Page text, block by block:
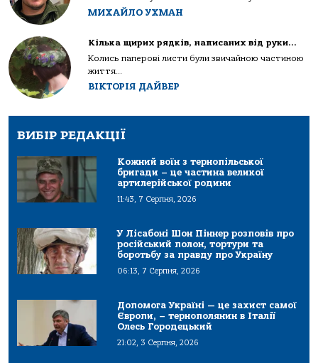
МИХАЙЛО УХМАН
Кілька щирих рядків, написаних від руки…
Колись паперові листи були звичайною частиною
життя...
ВІКТОРІЯ ДАЙВЕР
ВИБІР РЕДАКЦІЇ
Кожний воїн з тернопільської
бригади – це частина великої
артилерійської родини
11:43, 7 Серпня, 2026
У Лісабоні Шон Піннер розповів про
російський полон, тортури та
боротьбу за правду про Україну
06:13, 7 Серпня, 2026
Допомога Україні — це захист самої
Європи, – тернополянин в Італії
Олесь Городецький
21:02, 3 Серпня, 2026